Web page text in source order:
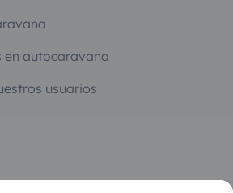
en autocaravana
usuarios